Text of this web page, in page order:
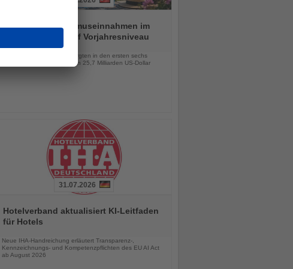
Türkei hält Tourismuseinnahmen im
ersten Halbjahr auf Vorjahresniveau
25,8 Millionen Besucher sorgten in den ersten sechs
Monaten für Einnahmen von 25,7 Milliarden US-Dollar
Sie
die
31.07.2026
Hotelverband aktualisiert KI-Leitfaden
für Hotels
Neue IHA-Handreichung erläutert Transparenz-,
Kennzeichnungs- und Kompetenzpflichten des EU AI Act
ab August 2026